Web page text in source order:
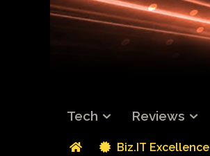
Tech Reviews
Biz.IT Excellence